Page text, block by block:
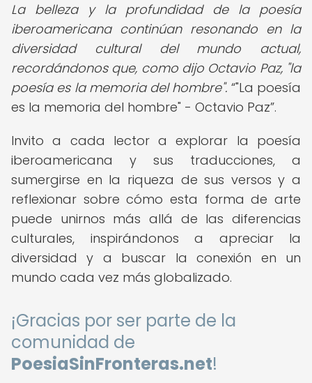
La belleza y la profundidad de la poesía
iberoamericana continúan resonando en la
diversidad cultural del mundo actual,
recordándonos que, como dijo Octavio Paz, "la
poesía es la memoria del hombre". "La poesía
es la memoria del hombre" - Octavio Paz .
Invito a cada lector a explorar la poesía
iberoamericana y sus traducciones, a
sumergirse en la riqueza de sus versos y a
reflexionar sobre cómo esta forma de arte
puede unirnos más allá de las diferencias
culturales, inspirándonos a apreciar la
diversidad y a buscar la conexión en un
mundo cada vez más globalizado.
¡Gracias por ser parte de la
comunidad de
PoesiaSinFronteras.net!